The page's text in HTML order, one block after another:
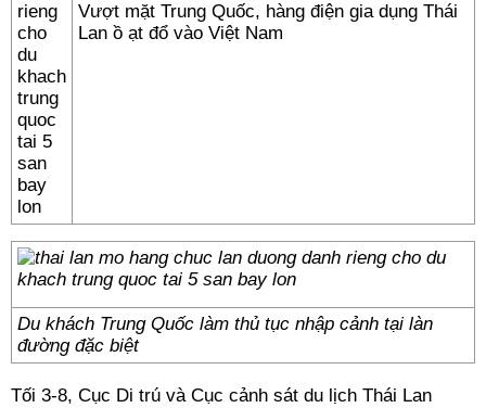
Vượt mặt Trung Quốc, hàng điện gia dụng Thái
Lan ồ ạt đổ vào Việt Nam
Du khách Trung Quốc làm thủ tục nhập cảnh tại làn
đường đặc biệt
Tối 3-8, Cục Di trú và Cục cảnh sát du lịch Thái Lan